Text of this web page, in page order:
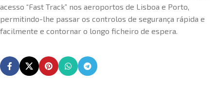
acesso “Fast Track” nos aeroportos de Lisboa e Porto,
permitindo-lhe passar os controlos de segurança rápida e
facilmente e contornar o longo ficheiro de espera.